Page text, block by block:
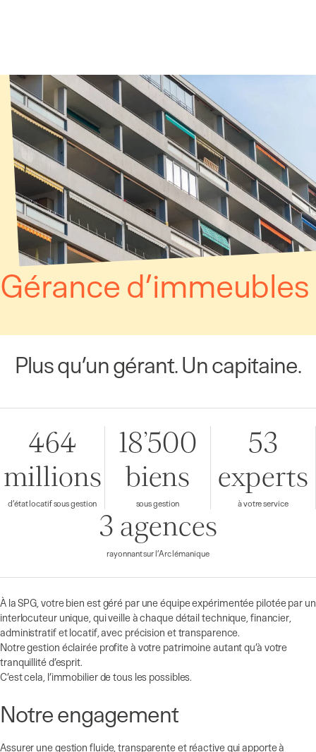
Gérance d’immeubles
Plus qu’un gérant. Un capitaine.
464
millions
d’état locatif sous gestion
18’500
biens
sous gestion
53
experts
à votre service
3 agences
rayonnant sur l’Arc lémanique
À la SPG, votre bien est géré par une équipe expérimentée pilotée par un
interlocuteur unique, qui veille à chaque détail technique, financier,
administratif et locatif, avec précision et transparence.
Notre gestion éclairée profite à votre patrimoine autant qu’à votre
tranquillité d’esprit.
C’est cela, l’immobilier de tous les possibles.
Notre engagement
Assurer une gestion fluide, transparente et réactive qui apporte à